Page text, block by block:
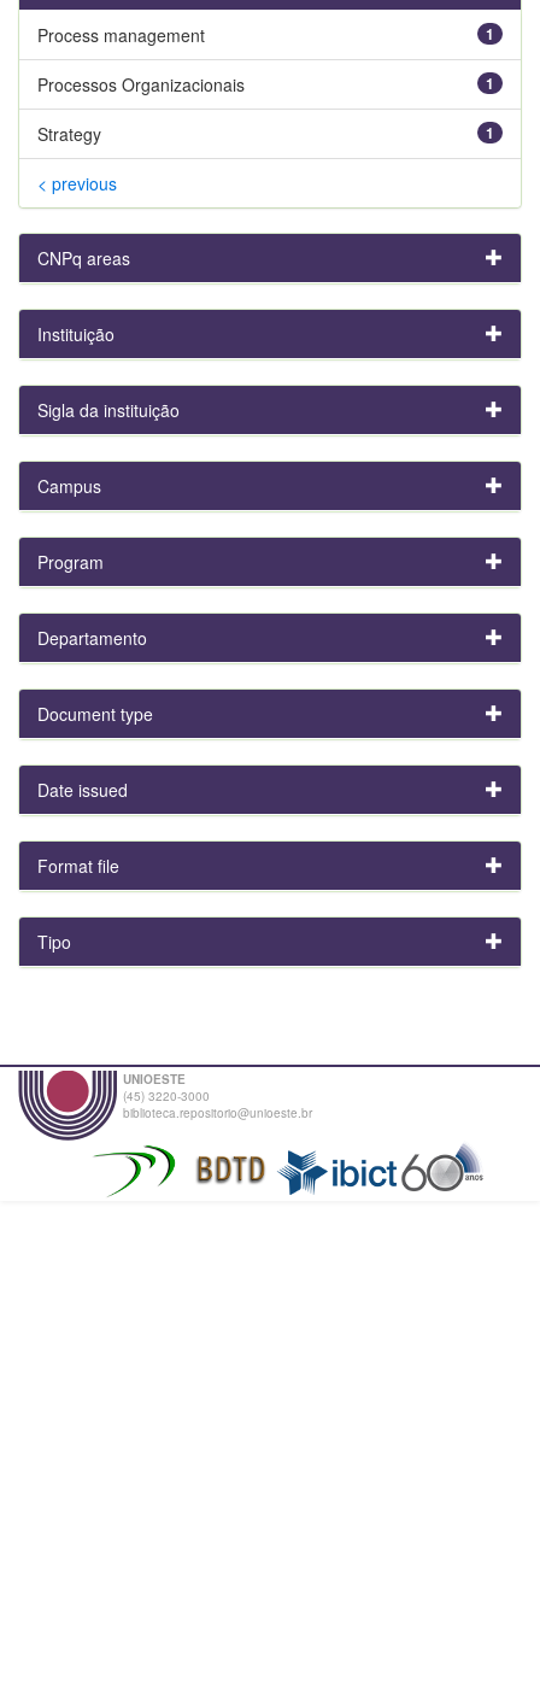
1
Process management
1
Processos Organizacionais
1
Strategy
< previous
CNPq areas
Instituição
Sigla da instituição
Campus
Program
Departamento
Document type
Date issued
Format file
Tipo
UNIOESTE
(45) 3220-3000
biblioteca.repositorio@unioeste.br